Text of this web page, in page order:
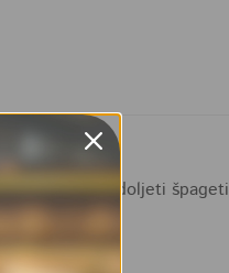
nas može odoljeti